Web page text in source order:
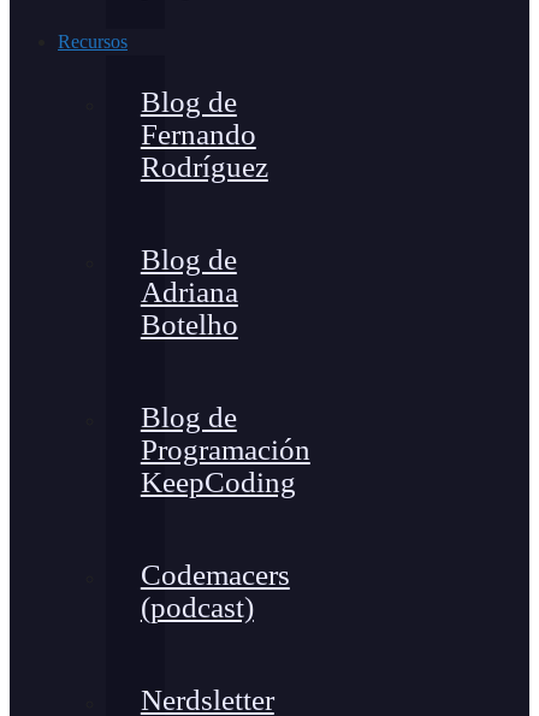
Recursos
Blog de
Fernando
Rodríguez
Blog de
Adriana
Botelho
Blog de
Programación
KeepCoding
Codemacers
(podcast)
Nerdsletter